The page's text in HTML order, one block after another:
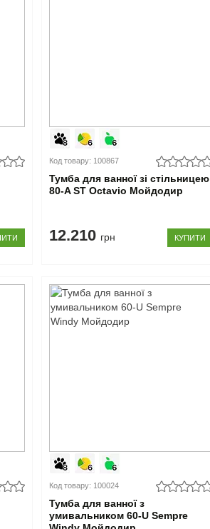
Код товару: 100867
Тумба для ванної зі стільницею
80-A ST Octavio Мойдодир
12.210 грн КУПИТИ
Код товару: 100024
Тумба для ванної з
умивальником 60-U Sempre